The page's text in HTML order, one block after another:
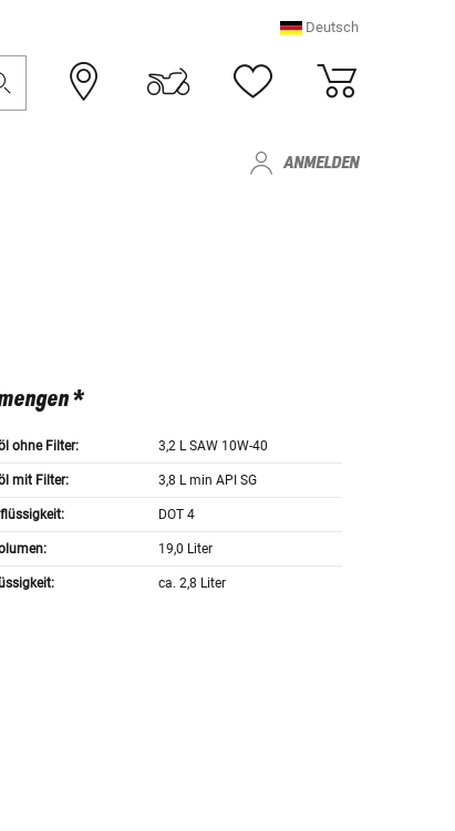
Deutsch
ANMELDEN
*
ohne Filter: 3,2 L SAW 10W-40
mit Filter: 3,8 L min API SG
DOT 4
19,0 Liter
ca. 2,8 Liter